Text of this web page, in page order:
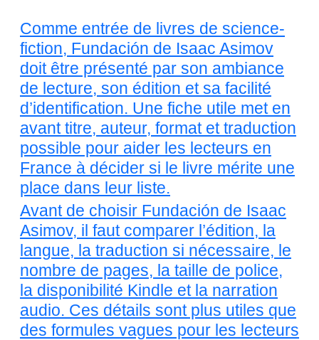
Comme entrée de livres de science-
fiction, Fundación de Isaac Asimov
doit être présenté par son ambiance
de lecture, son édition et sa facilité
d’identification. Une fiche utile met en
avant titre, auteur, format et traduction
possible pour aider les lecteurs en
France à décider si le livre mérite une
place dans leur liste.
Avant de choisir Fundación de Isaac
Asimov, il faut comparer l’édition, la
langue, la traduction si nécessaire, le
nombre de pages, la taille de police,
la disponibilité Kindle et la narration
audio. Ces détails sont plus utiles que
des formules vagues pour les lecteurs